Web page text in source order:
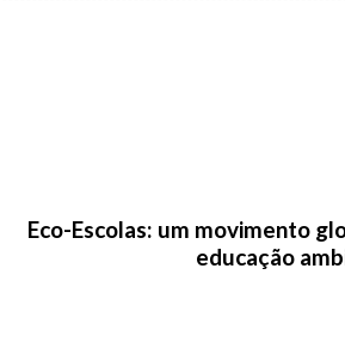
Eco-Escolas: um movimento
educação